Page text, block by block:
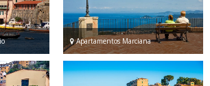
Apartamentos Marciana